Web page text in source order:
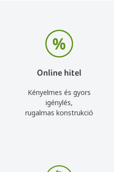
Online hitel
Kényelmes és gyors
igénylés,
rugalmas konstrukció